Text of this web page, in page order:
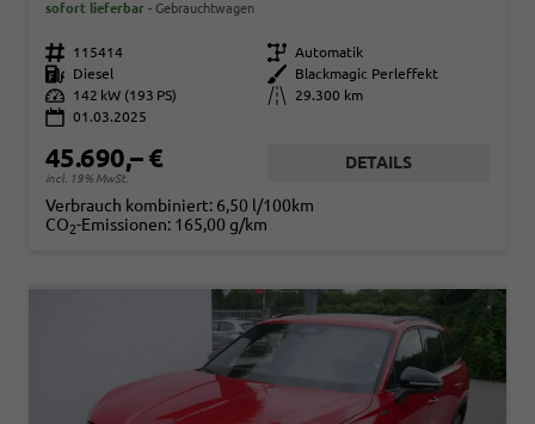
sofort lieferbar Gebrauchtwagen
Fahrzeugnr. 115414 Getriebe Automatik
Kraftstoff
Diesel Außenfarbe
Blackmagic Perleffekt
Leistung
142 kW (193 PS) Kilometerstand
29.300 km
01.03.2025
45.690,– €
incl. 19% MwSt.
DETAILS
Verbrauch kombiniert: 6,50 l/100km
CO2-Emissionen: 165,00 g/km